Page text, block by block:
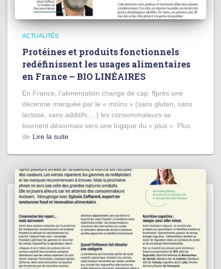
ACTUALITÉS
Protéines et produits fonctionnels
redéfinissent les usages alimentaires
en France – BIO LINÉAIRES
En France, l’alimentation change de cap. flprès une
décennie marquée par le « moins » (sans gluten, sans
lactose, sans additifs,…) les consommateurs se
tournent désormais vers une logique du « plus ». Plus
de Lire la suite